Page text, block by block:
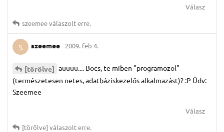
Válasz
szeemeeválaszolt erre.
S szeemee 2009. feb 4.
[törölve] auuuu.... Bocs, te miben "programozol"
(természetesen netes, adatbáziskezelős alkalmazást)? :P Üdv:
Szeemee
Válasz
[törölve] válaszolt erre.